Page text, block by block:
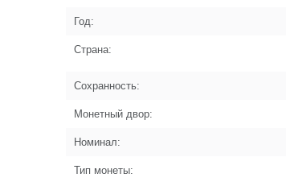
Год:
Страна:
Сохранность:
Монетный двор:
Номинал:
Тип монеты: